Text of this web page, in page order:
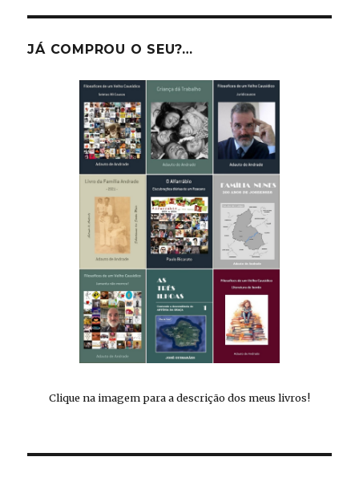
JÁ COMPROU O SEU?…
Clique na imagem para a descrição dos meus livros!